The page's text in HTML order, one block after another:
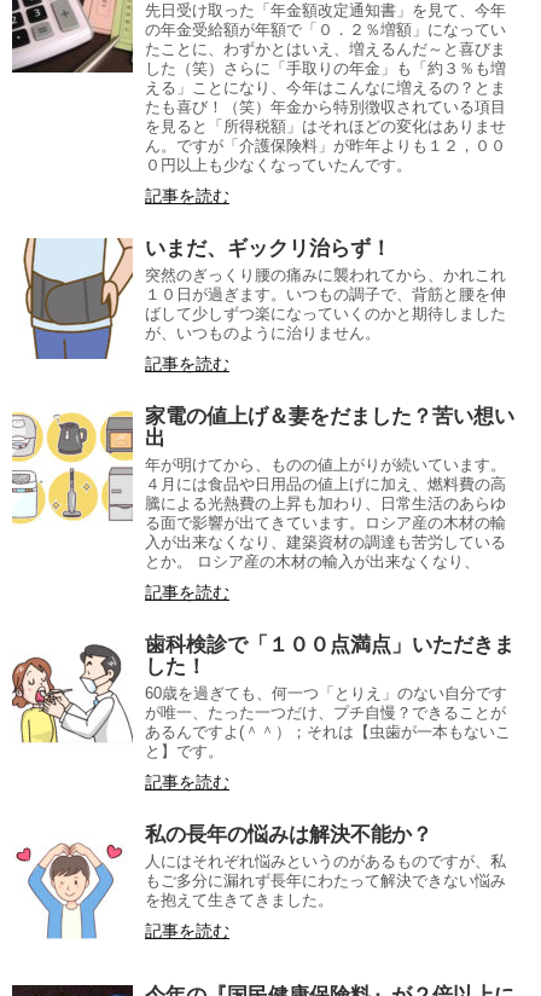
先日受け取った「年金額改定通知書」を見て、今年
の年金受給額が年額で「０．２％増額」になってい
たことに、わずかとはいえ、増えるんだ～と喜びま
した（笑）さらに「手取りの年金」も「約３％も増
える」ことになり、今年はこんなに増えるの？とま
たも喜び！（笑）年金から特別徴収されている項目
を見ると「所得税額」はそれほどの変化はありませ
ん。ですが「介護保険料」が昨年よりも１２，００
０円以上も少なくなっていたんです。
記事を読む
いまだ、ギックリ治らず！
突然のぎっくり腰の痛みに襲われてから、かれこれ
１０日が過ぎます。いつもの調子で、背筋と腰を伸
ばして少しずつ楽になっていくのかと期待しました
が、いつものように治りません。
記事を読む
家電の値上げ＆妻をだました？苦い想い
出
年が明けてから、ものの値上がりが続いています。
４月には食品や日用品の値上げに加え、燃料費の高
騰による光熱費の上昇も加わり、日常生活のあらゆ
る面で影響が出てきています。ロシア産の木材の輸
入が出来なくなり、建築資材の調達も苦労している
とか。 ロシア産の木材の輸入が出来なくなり、
記事を読む
歯科検診で「１００点満点」いただきま
した！
60歳を過ぎても、何一つ「とりえ」のない自分です
が唯一、たった一つだけ、プチ自慢？できることが
あるんですよ(＾＾）；それは【虫歯が一本もないこ
と】です。
記事を読む
私の長年の悩みは解決不能か？
人にはそれぞれ悩みというのがあるものですが、私
もご多分に漏れず長年にわたって解決できない悩み
を抱えて生きてきました。
記事を読む